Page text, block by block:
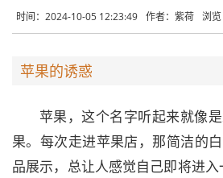
时间：2024-10-05 12:23:49 作者：紫荷 浏
苹果的诱惑
苹果，这个名字听起来就像
果。每次走进苹果店，那简洁的
品展示，总让人感觉自己即将进